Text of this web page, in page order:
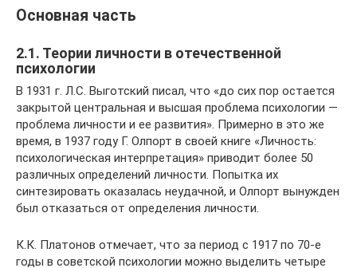
Основная часть
2.1. Теории личности в отечественной
психологии
В 1931 г. Л.С. Выготский писал, что «до сих пор остается
закрытой центральная и высшая проблема психологии —
проблема личности и ее развития». Примерно в это же
время, в 1937 году Г. Олпорт в своей книге «Личность:
психологическая интерпретация» приводит более 50
различных определений личности. Попытка их
синтезировать оказалась неудачной, и Олпорт вынужден
был отказаться от определения личности.
К.К. Платонов отмечает, что за период с 1917 по 70-е
годы в советской психологии можно выделить четыре